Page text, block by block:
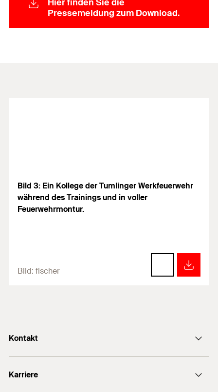
Hier finden Sie die
Pressemeldung zum Download.
Bild 3: Ein Kollege der Tumlinger Werkfeuerwehr
während des Trainings und in voller
Feuerwehrmontur.
Bild: fischer
Kontakt
+49 7443 12-0
Karriere